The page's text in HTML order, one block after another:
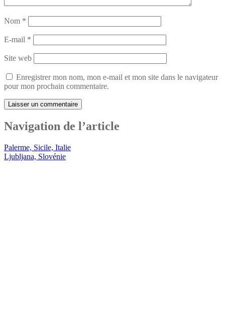
Nom *
E-mail *
Site web
Enregistrer mon nom, mon e-mail et mon site dans le navigateur
pour mon prochain commentaire.
Navigation de l’article
Palerme, Sicile, Italie
Ljubljana, Slovénie